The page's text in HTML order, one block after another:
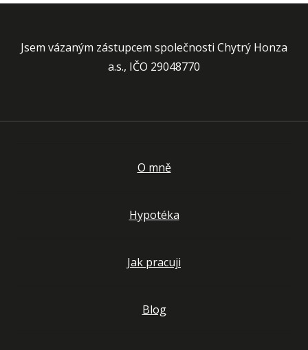
Jsem vázaným zástupcem společnosti Chytrý Honza
a.s., IČO 29048770
O mně
Hypotéka
Jak pracuji
Blog